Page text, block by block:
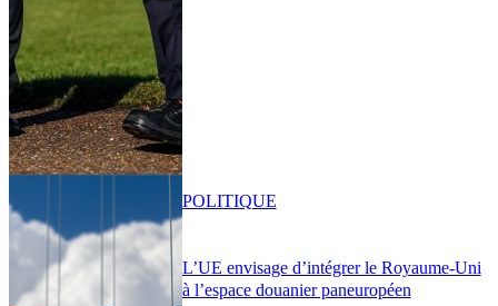
L’UE envisage d’intégrer le Royaume-Uni
à l’espace douanier paneuropéen
POLITIQUE